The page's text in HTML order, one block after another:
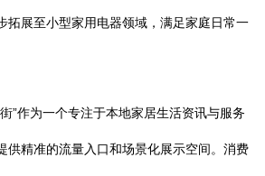
拓展至小型家用电器领域，满足家庭日常一
”作为一个专注于本地家居生活资讯与服务
供精准的流量入口和场景化展示空间。消费